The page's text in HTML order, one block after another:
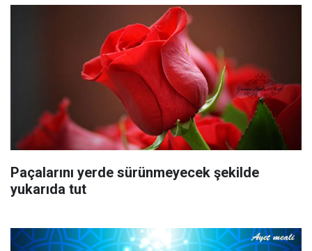
Paçalarını yerde sürünmeyecek şekilde
yukarıda tut